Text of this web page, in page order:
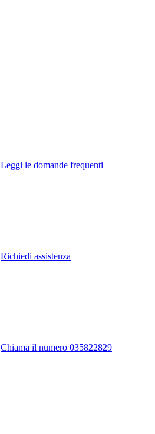
Leggi le domande frequenti
Richiedi assistenza
Chiama il numero 035822829